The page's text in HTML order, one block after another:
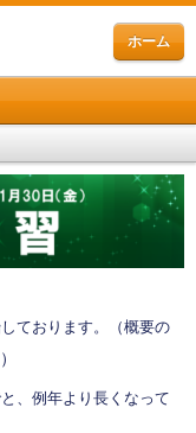
ホーム
ております。（概要の
）
、例年より長くなって